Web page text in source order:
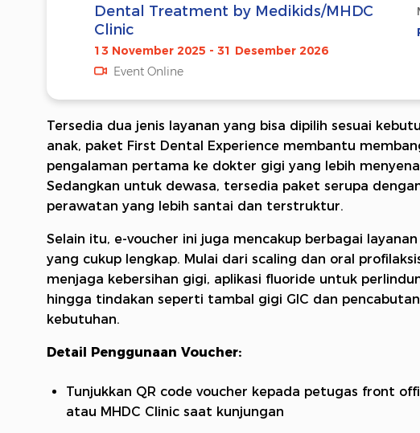
Dental Treatment by Medikids/MHDC
Clinic
13 November 2025 - 31 Desember 2026
Event Online
Tersedia dua jenis layanan yang bisa dipilih sesuai
anak, paket First Dental Experience membantu
pengalaman pertama ke dokter gigi yang lebih
Sedangkan untuk dewasa, tersedia paket serupa
perawatan yang lebih santai dan terstruktur.
Selain itu, e-voucher ini juga mencakup berbagai
yang cukup lengkap. Mulai dari scaling dan oral
menjaga kebersihan gigi, aplikasi fluoride untuk
hingga tindakan seperti tambal gigi GIC dan
kebutuhan.
Detail Penggunaan Voucher:
Tunjukkan QR code voucher kepada petugas front
atau MHDC Clinic saat kunjungan